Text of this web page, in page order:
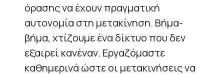
όρασης να έχουν πραγματική
αυτονομία στη μετακίνηση. Βήμα-
βήμα, χτίζουμε ένα δίκτυο που δεν
εξαιρεί κανέναν. Εργαζόμαστε
καθημερινά ώστε οι μετακινήσεις να